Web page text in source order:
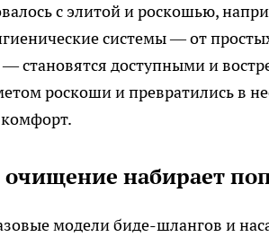
с элитой и роскошью,
системы — от
становятся доступными и
роскоши и превратились в
набирает
модели биде-шлангов и